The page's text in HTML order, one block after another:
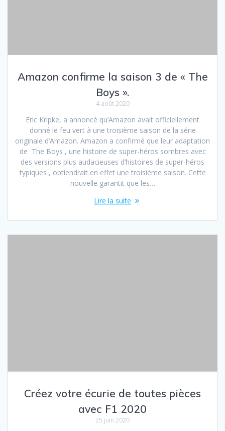
Amazon confirme la saison 3 de « The
Boys ».
4 août 2020
Eric Kripke, a annoncé qu’Amazon avait officiellement
donné le feu vert à une troisième saison de la série
originale d’Amazon. Amazon a confirmé que leur adaptation
de The Boys , une histoire de super-héros sombres avec
des versions plus audacieuses d’histoires de super-héros
typiques , obtiendrait en effet une troisième saison. Cette
nouvelle garantit que les…
Lire la suite
Créez votre écurie de toutes pièces
avec F1 2020
25 juin 2020